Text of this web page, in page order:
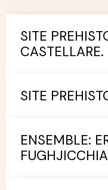
SITE
CASTELLARE.
SITE
ENSEMBLE: